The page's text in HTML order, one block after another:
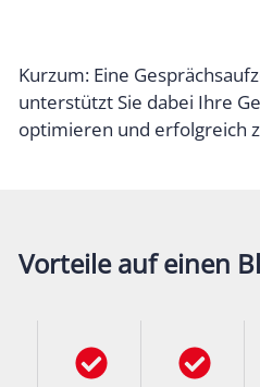
Kurzum: Eine
unterstützt Sie dabei Ihre
optimieren und erfolgreich
Vorteile auf einen